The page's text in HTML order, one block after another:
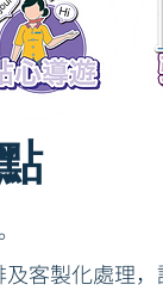
客製化處理，